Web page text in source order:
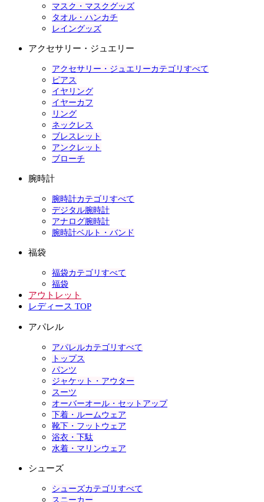
マスク・マスクグッズ
タオル・ハンカチ
レイングッズ
アクセサリー・ジュエリー
アクセサリー・ジュエリーカテゴリすべて
ピアス
イヤリング
イヤーカフ
リング
ネックレス
ブレスレット
アンクレット
ブローチ
腕時計
腕時計カテゴリすべて
デジタル腕時計
アナログ腕時計
腕時計ベルト・バンド
福袋
福袋カテゴリすべて
福袋
アウトレット
レディース TOP
アパレル
アパレルカテゴリすべて
トップス
パンツ
ジャケット・アウター
スーツ
オーバーオール・セットアップ
下着・ルームウェア
靴下・フットウェア
浴衣・下駄
水着・マリンウェア
シューズ
シューズカテゴリすべて
スニーカー